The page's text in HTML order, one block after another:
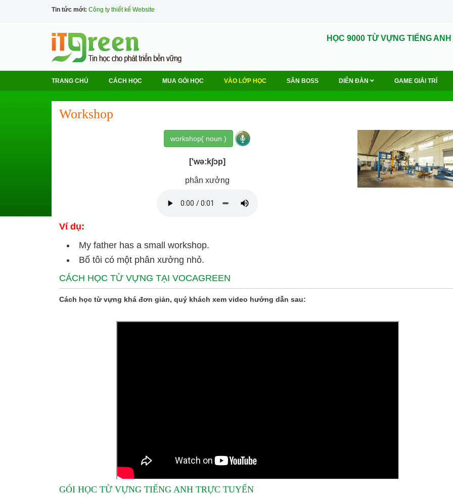
Tin tức mới: Công ty thiết kế Website
HỌC 9000 TỪ VỰNG TIẾNG ANH
TRANG CHỦ CÁCH HỌC MUA GÓI HỌC VÀO LỚP HỌC SĂN BOSS DIỄN ĐÀN GAME GIẢI TRÍ
Workshop
workshop( noun )
['wə:k∫ɔp]
phân xưởng
Ví dụ:
My father has a small workshop.
Bố tôi có một phân xưởng nhỏ.
CÁCH HỌC TỪ VỰNG TẠI VOCAGREEN
Cách học từ vựng khá đơn giản, quý khách xem video hướng dẫn sau:
GÓI HỌC TỪ VỰNG TIẾNG ANH TRỰC TUYẾN